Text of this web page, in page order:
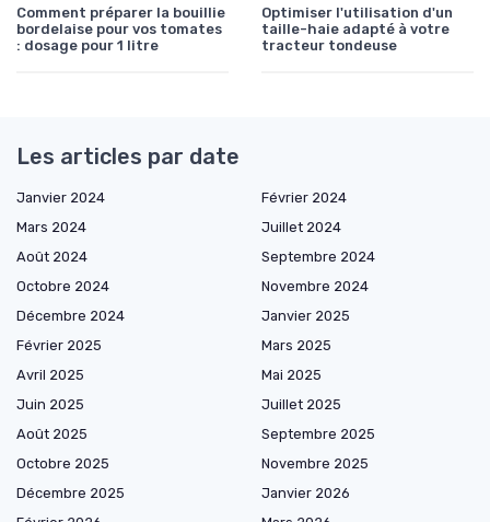
Comment préparer la bouillie
bordelaise pour vos tomates
: dosage pour 1 litre
Optimiser l'utilisation d'un
taille-haie adapté à votre
tracteur tondeuse
Les articles par date
Janvier 2024
Février 2024
Mars 2024
Juillet 2024
Août 2024
Septembre 2024
Octobre 2024
Novembre 2024
Décembre 2024
Janvier 2025
Février 2025
Mars 2025
Avril 2025
Mai 2025
Juin 2025
Juillet 2025
Août 2025
Septembre 2025
Octobre 2025
Novembre 2025
Décembre 2025
Janvier 2026